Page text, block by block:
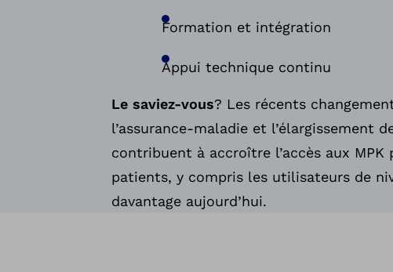
Formation et intégration
Appui technique continu
Le saviez-vous? Les récents
l’assurance-maladie et l’élargissement
contribuent à accroître l’accès aux
patients, y compris les utilisateurs de
davantage aujourd’hui.